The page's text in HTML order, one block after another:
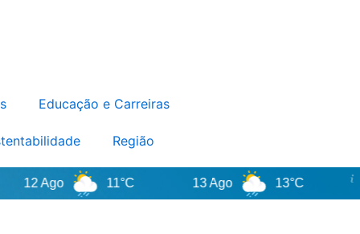
Educação e Carreiras
Região
12 Ago 11°C 13 Ago 13°C